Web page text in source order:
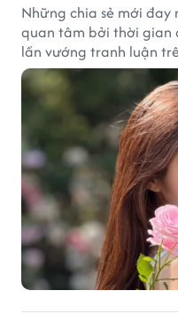
Những chia sẻ mới đay
quan tâm bởi thời gian
lần vướng tranh luận